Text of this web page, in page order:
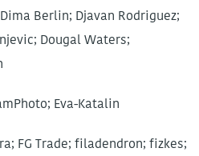
Berlin; Djavan Rodriguez;
Dougal Waters;
Eva-Katalin
FG Trade; filadendron; fizkes;